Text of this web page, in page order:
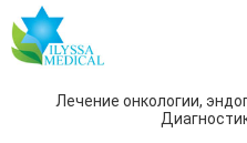
Лечение онкологии,